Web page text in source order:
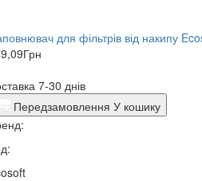
для фільтрів від накипу
Грн
7-30 днів
Передзамовлення У кошику